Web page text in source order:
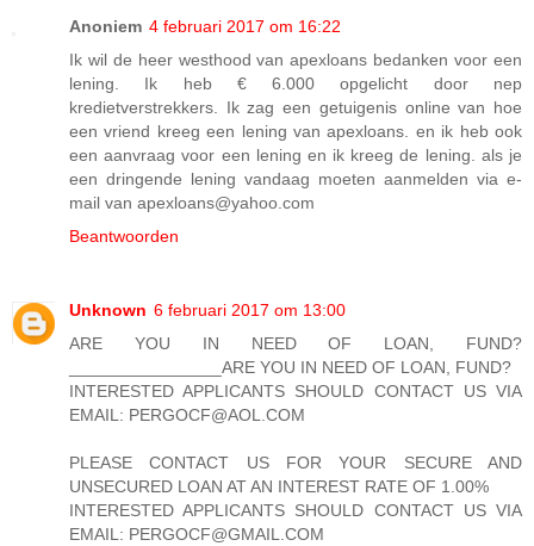
Anoniem 4 februari 2017 om 16:22
Ik wil de heer westhood van apexloans bedanken voor een
lening. Ik heb € 6.000 opgelicht door nep
kredietverstrekkers. Ik zag een getuigenis online van hoe
een vriend kreeg een lening van apexloans. en ik heb ook
een aanvraag voor een lening en ik kreeg de lening. als je
een dringende lening vandaag moeten aanmelden via e-
mail van apexloans@yahoo.com
Beantwoorden
Unknown 6 februari 2017 om 13:00
ARE YOU IN NEED OF LOAN, FUND?
________________ARE YOU IN NEED OF LOAN, FUND?
INTERESTED APPLICANTS SHOULD CONTACT US VIA
EMAIL: PERGOCF@AOL.COM
PLEASE CONTACT US FOR YOUR SECURE AND
UNSECURED LOAN AT AN INTEREST RATE OF 1.00%
INTERESTED APPLICANTS SHOULD CONTACT US VIA
EMAIL: PERGOCF@GMAIL.COM